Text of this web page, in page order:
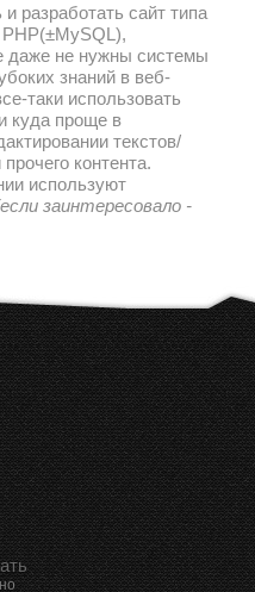
разработать сайт типа
даже не нужны системы
знаний в веб-
таки использовать
куда проще в
текстов/
контента.
используют
заинтересовало -